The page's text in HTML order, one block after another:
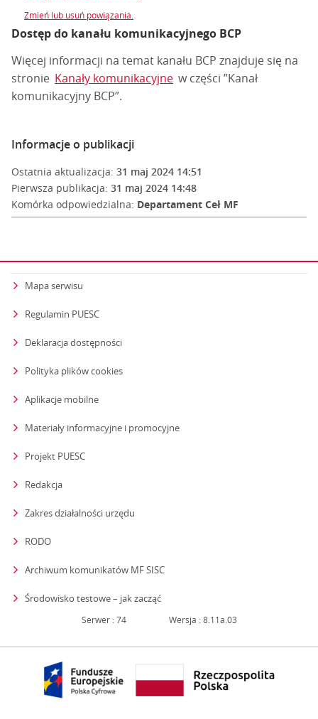
Zmień lub usuń powiązania.
Dostęp do kanału komunikacyjnego BCP
Więcej informacji na temat kanału BCP znajduje się na
stronie Kanały komunikacyjne w części ”Kanał
komunikacyjny BCP”.
Informacje o publikacji
Ostatnia aktualizacja: 31 maj 2024 14:51
Pierwsza publikacja: 31 maj 2024 14:48
Komórka odpowiedzialna: Departament Ceł MF
Mapa serwisu
Regulamin PUESC
Deklaracja dostępności
Polityka plików cookies
Aplikacje mobilne
Materiały informacyjne i promocyjne
Projekt PUESC
Redakcja
Zakres działalności urzędu
RODO
Archiwum komunikatów MF SISC
Środowisko testowe – jak zacząćstrona otwiera się w nowym oknie
Serwer : 74 Wersja : 8.11a.03